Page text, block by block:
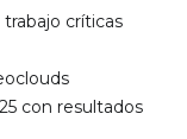
críticas
con resultados